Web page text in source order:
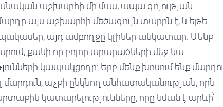
աշխարհի մի մաս, ապա գոյության
այս աշխարհի մեծագույն տարրն է, և եթե
այդ ամբողջը կլիներ անկատար: Մենք
քանի որ բոլոր արարածների մեջ նա
կապակցողը: Երբ մենք խոսում ենք մարդու
աչքի ընկնող անհատականության, որն
կատարելությունները, որը նման է արևի՝